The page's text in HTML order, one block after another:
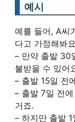
예시
예를 들어, A씨
다고 가정해봐
– 만약 출발 30
불받을 수 있어
– 출발 15일 전
– 출발 7일 전
거죠.
– 하지만 출발